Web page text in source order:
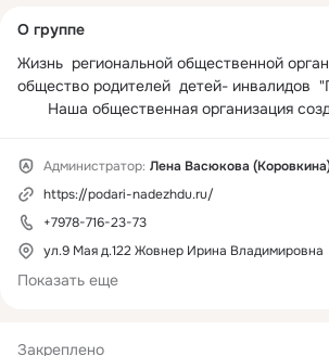
Закреплено
колонка
О группе
Жизнь  региональной общественной
общество родителей  детей- инвалидов
Наша общественная организация
инвалидность с детства. Основные
организации – разработать и внедрить
направленные на  социализацию
ограниченными физическими
общественное мнение в вопросах
партнерские отношения с организациями
Администратор: Лена Васюкова
https://podari-nadezhdu.ru/
+7978-716-23-73
ул.9 Мая д.122 Жовнер Ирина Владимировна
Показать еще